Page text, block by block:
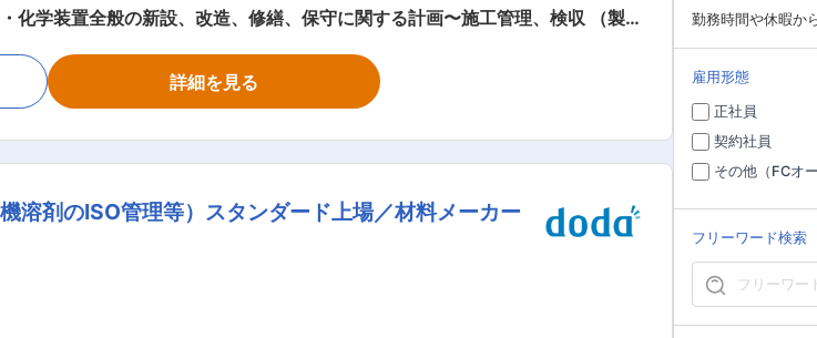
月（お盆期間）、2月（約2週間）にございます。年末年始やGWには定修工
いて使用され
のマネジメントに専念できる体制を構築し、より戦略的かつ効果的な設備投
勤されている方
なる成長を目指しています。 ・「会社の成長が人の成長を生み、人の成長が
詳細を見る
溶剤のISO管理等）スタンダード上場／材料メーカー
勤務時間や休暇か
雇用形態
正社員
契約社員
その他（FCオ
フリーワード検索